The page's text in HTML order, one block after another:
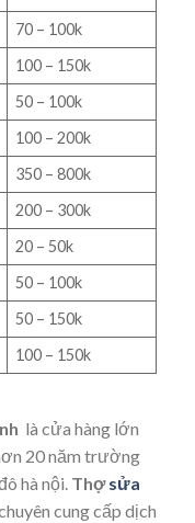
70 – 100k
100 – 150k
50 – 100k
100 – 200k
350 – 800k
200 – 300k
20 – 50k
50 – 100k
50 – 150k
100 – 150k
là cửa hàng lớn
20 năm trường
hà nội. Thợsửa
cung cấp dịch